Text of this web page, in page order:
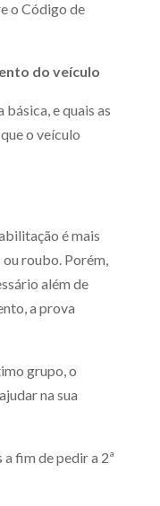
o Código de
do veículo
e quais as
o veículo
é mais
roubo. Porém,
além de
a prova
grupo, o
na sua
fim de pedir a 2ª